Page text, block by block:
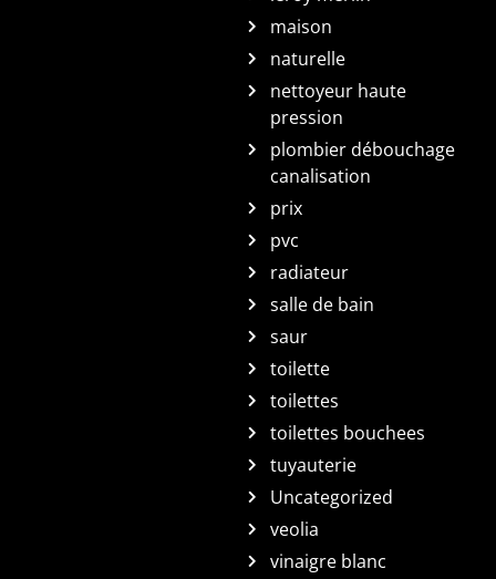
maison
naturelle
nettoyeur haute
pression
plombier débouchage
canalisation
prix
pvc
radiateur
salle de bain
saur
toilette
toilettes
toilettes bouchees
tuyauterie
Uncategorized
veolia
vinaigre blanc